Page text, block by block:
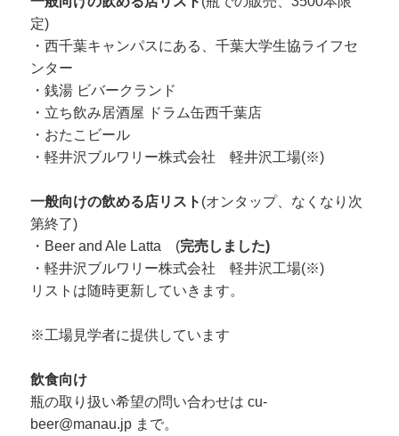
定)
・西千葉キャンパスにある、千葉大学生協ライフセ
ンター
・銭湯 ビバークランド
・立ち飲み居酒屋 ドラム缶西千葉店
・おたこビール
・軽井沢ブルワリー株式会社 軽井沢工場(※)
一般向けの飲める店リスト (オンタップ、なくなり次
第終了)
・Beer and Ale Latta (完売しました)
・軽井沢ブルワリー株式会社 軽井沢工場(※)
リストは随時更新していきます。
※工場見学者に提供しています
飲食向け
瓶の取り扱い希望の問い合わせは cu-
beer@manau.jp まで。